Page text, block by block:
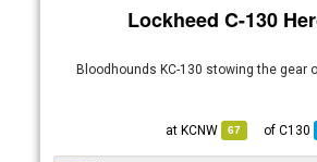
Lockheed C-130
Bloodhounds KC-130 stowing the gear
C130
67
at
KCNW